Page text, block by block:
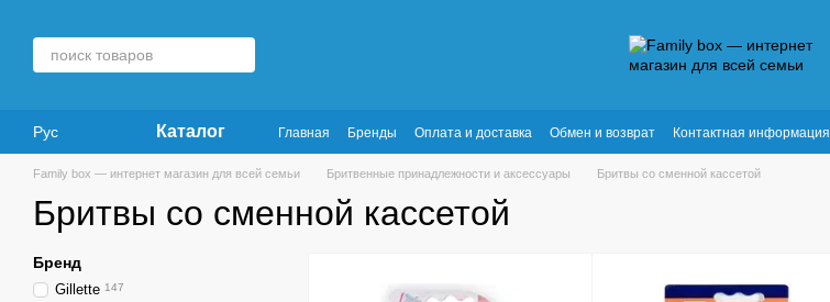
Рус Каталог Главная Бренды Оплата и доставка Обмен и возврат Контактная информация
Family box — интернет магазин для всей семьи Бритвенные принадлежности и аксессуары Бритвы со сменной кассетой
Бритвы со сменной кассетой
Бренд
Gillette 147